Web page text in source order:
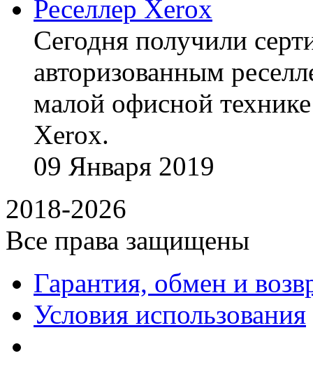
Реселлер Xerox
Сегодня получили
авторизованным
малой офисной
Xerox.
09 Января 2019
2018-2026
Все права защищены
Гарантия, обмен и
Условия использования